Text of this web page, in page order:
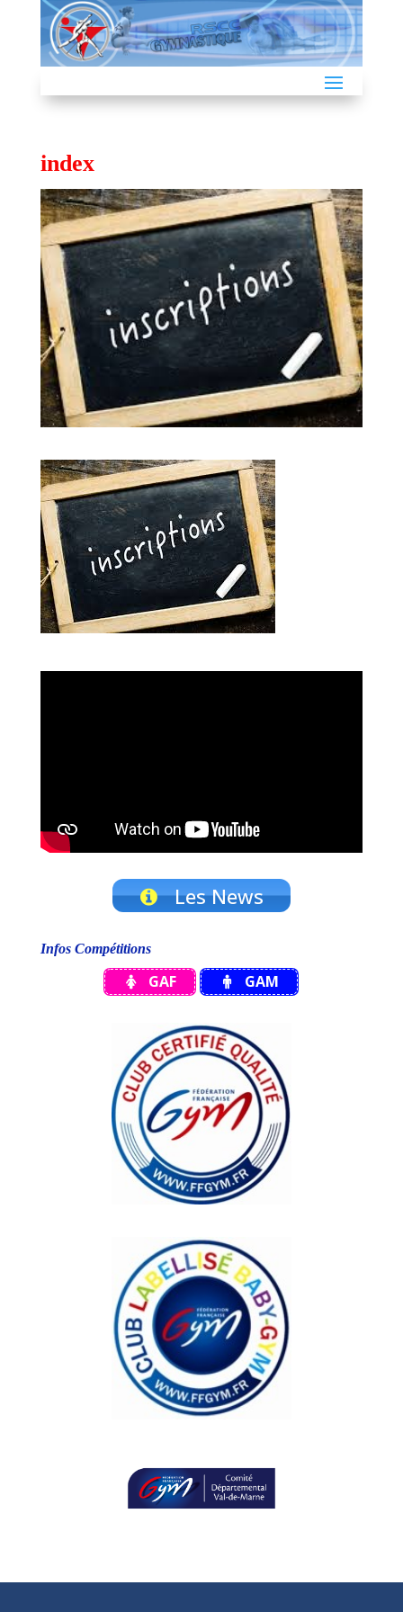
index
Les News
Infos Compétitions
GAF GAM